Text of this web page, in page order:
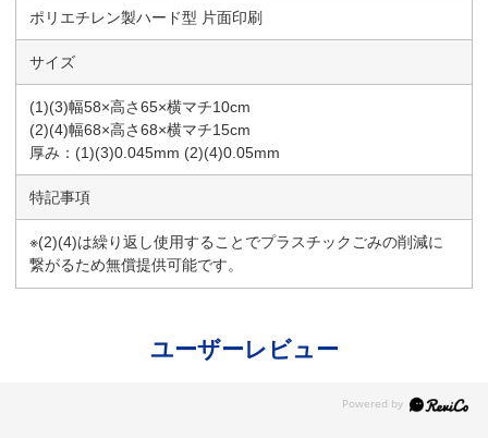
ポリエチレン製ハード型 片面印刷
サイズ
(1)(3)幅58×高さ65×横マチ10cm
(2)(4)幅68×高さ68×横マチ15cm
厚み：(1)(3)0.045mm (2)(4)0.05mm
特記事項
※(2)(4)は繰り返し使用することでプラスチックごみの削減に
繋がるため無償提供可能です。
ユーザーレビュー